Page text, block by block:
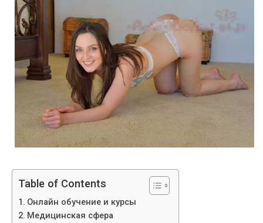
Table of Contents
Онлайн обучение и курсы
Медицинская сфера